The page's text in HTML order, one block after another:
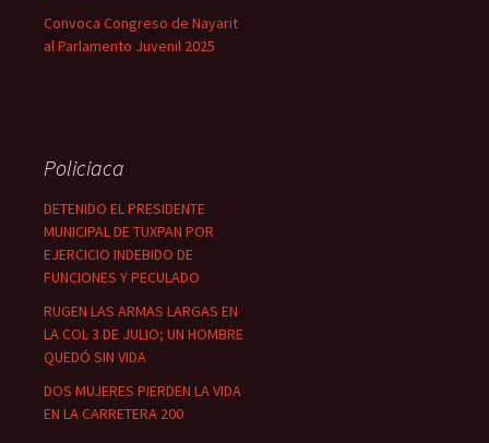
Convoca Congreso de Nayarit
al Parlamento Juvenil 2025
Policiaca
DETENIDO EL PRESIDENTE
MUNICIPAL DE TUXPAN POR
EJERCICIO INDEBIDO DE
FUNCIONES Y PECULADO
RUGEN LAS ARMAS LARGAS EN
LA COL 3 DE JULIO; UN HOMBRE
QUEDÓ SIN VIDA
DOS MUJERES PIERDEN LA VIDA
EN LA CARRETERA 200